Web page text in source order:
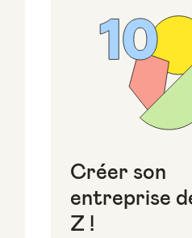
Créer son
entreprise
Z !